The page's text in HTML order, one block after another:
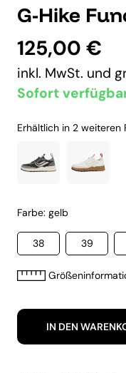
G-Hike
125,00 €
inkl. MwSt. und
Sofort
Erhältlich in 2 weiteren
Farbe: gelb
38 39
IN DEN